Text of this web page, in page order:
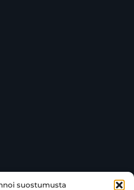
suostumusta